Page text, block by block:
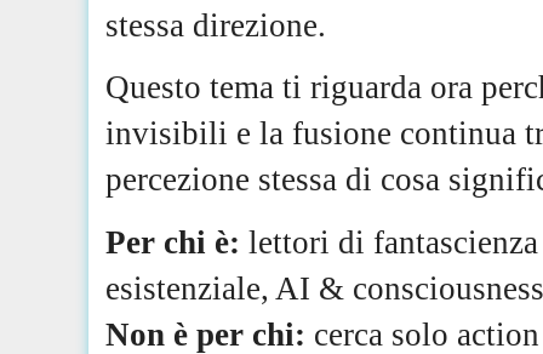
stessa direzione.
Questo tema ti riguarda ora
invisibili e la fusione continua
percezione stessa di cosa
Per chi è: lettori di
esistenziale, AI &
Non è per chi: cerca solo